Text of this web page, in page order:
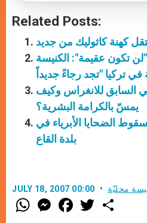
Related Posts:
كهنة كاثوليك من جديد
تكون عقيمة": الكنيسة
السابق للانغراس وكيف
يمسّ بالكرامة البشرية؟
الضحايا الأبرياء في
بلدة القاع
JULY 18, 2007 00:00 محليّة
W
h
M
e
F
a w